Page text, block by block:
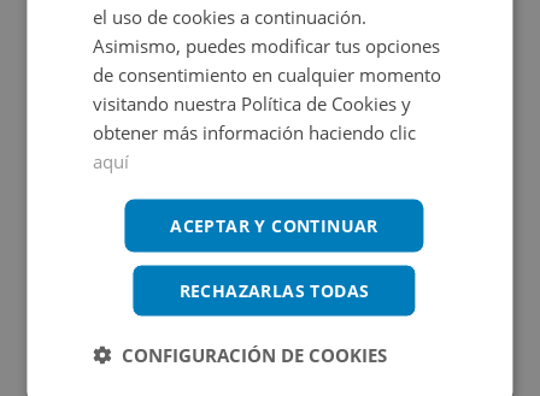
Impuestos no incluidos
290.000€
CESIÓN DE REMATE
el uso de cookies a continuación.
Asimismo, puedes modificar tus opciones
de consentimiento en cualquier momento
visitando nuestra Política de Cookies y
obtener más información haciendo clic
aquí
ACEPTAR Y CONTINUAR
RECHAZARLAS TODAS
CONFIGURACIÓN DE COOKIES